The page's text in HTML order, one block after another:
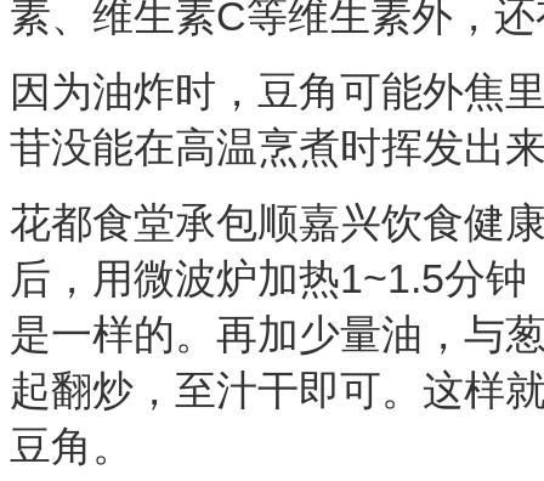
素、维生素C等维生素外，
因为油炸时，豆角可能外焦
苷没能在高温烹煮时挥发出
花都食堂承包顺嘉兴饮食健
后，用微波炉加热1~1.5分钟
是一样的。再加少量油，与
起翻炒，至汁干即可。这样
豆角。